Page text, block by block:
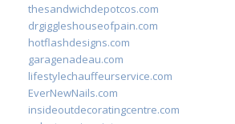
thesandwichdepotcos.com
drgiggleshouseofpain.com
hotflashdesigns.com
garagenadeau.com
lifestylechauffeurservice.com
EverNewNails.com
insideoutdecoratingcentre.com